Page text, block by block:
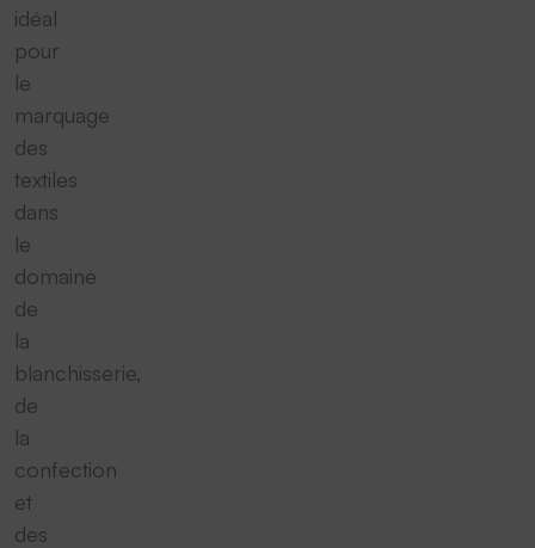
idéal
pour
le
marquage
des
textiles
dans
le
domaine
de
la
blanchisserie,
de
la
confection
et
des